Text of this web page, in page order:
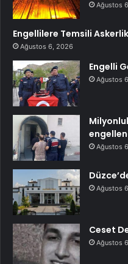
Ağustos
Engellilere Temsili Askerlik
Ağustos 6, 2026
Engelli
Ağustos
Ağustos
Ağustos
Ceset
Ağustos